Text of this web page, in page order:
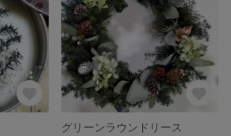
グリーンラウンドリース